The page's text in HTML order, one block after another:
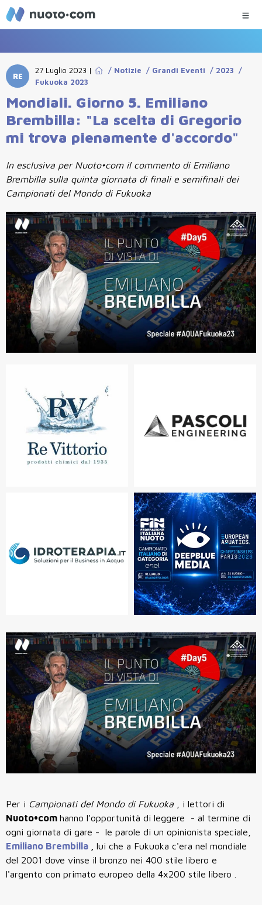
RE
27 Luglio 2023 | / Notizie / Grandi Eventi / 2023 /
Fukuoka 2023
Mondiali. Giorno 5. Emiliano
Brembilla: "La scelta di Gregorio
mi trova pienamente d'accordo"
In esclusiva per Nuoto•com il commento di Emiliano
Brembilla sulla quinta giornata di finali e semifinali dei
Campionati del Mondo di Fukuoka
Per i Campionati del Mondo di Fukuoka
, i lettori di
Nuoto•com hanno l’opportunità di leggere - al termine di
ogni giornata di gare - le parole di un opinionista speciale,
Emiliano Brembilla
lui che a Fukuoka c'era nel mondiale
del 2001 dove vinse il bronzo nei 400 stile libero e
l'argento con primato europeo della 4x200 stile libero .